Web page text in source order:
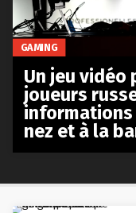
GAMING
Un jeu vidéo
joueurs
informations
nez et à la